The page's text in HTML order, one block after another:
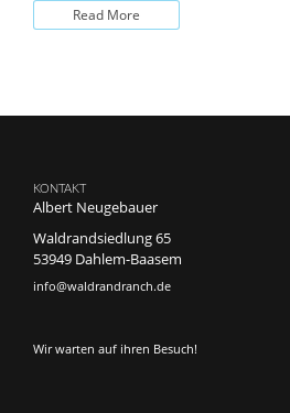
Read More
KONTAKT
Albert Neugebauer
Waldrandsiedlung 65
53949 Dahlem-Baasem
info@waldrandranch.de
Wir warten auf ihren Besuch!